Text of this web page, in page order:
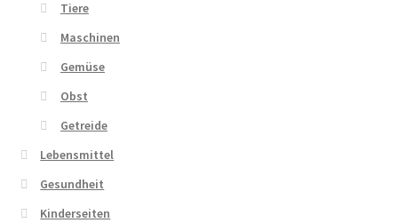
Tiere
Maschinen
Gemüse
Obst
Getreide
Lebensmittel
Gesundheit
Kinderseiten